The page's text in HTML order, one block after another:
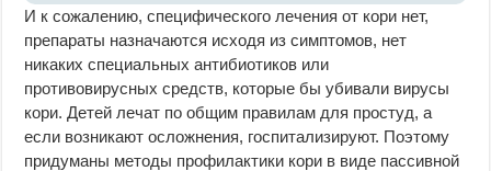
И к сожалению, специфического лечения от кори нет,
препараты назначаются исходя из симптомов, нет
никаких специальных антибиотиков или
противовирусных средств, которые бы убивали вирусы
кори. Детей лечат по общим правилам для простуд, а
если возникают осложнения, госпитализируют. Поэтому
придуманы методы профилактики кори в виде пассивной